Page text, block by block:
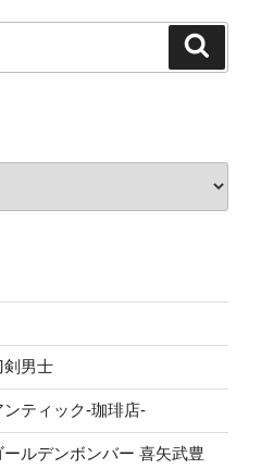
剣男士
ティック-珈琲店-
ルデンボンバー 喜矢武豊